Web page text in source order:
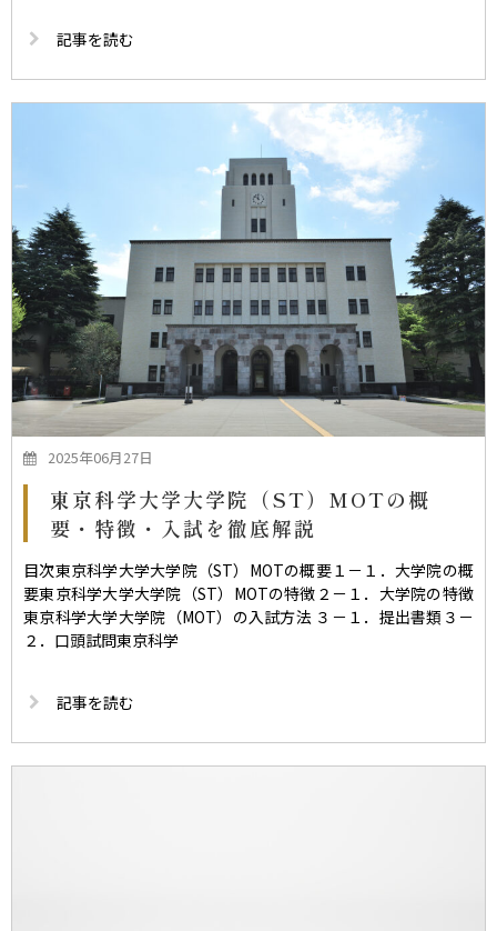
記事を読む
2025年06月27日
東京科学大学大学院（ST）MOTの概
要・特徴・入試を徹底解説
目次東京科学大学大学院（ST）MOTの概要１－１．大学院の概
要東京科学大学大学院（ST）MOTの特徴２－１．大学院の特徴
東京科学大学大学院（MOT）の入試方法 ３－１．提出書類３－
２．口頭試問東京科学
記事を読む